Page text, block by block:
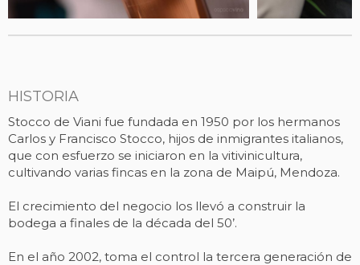
HISTORIA
Stocco de Viani fue fundada en 1950 por los hermanos
Carlos y Francisco Stocco, hijos de inmigrantes italianos,
que con esfuerzo se iniciaron en la vitivinicultura,
cultivando varias fincas en la zona de Maipú, Mendoza.
El crecimiento del negocio los llevó a construir la
bodega a finales de la década del 50’.
En el año 2002, toma el control la tercera generación de